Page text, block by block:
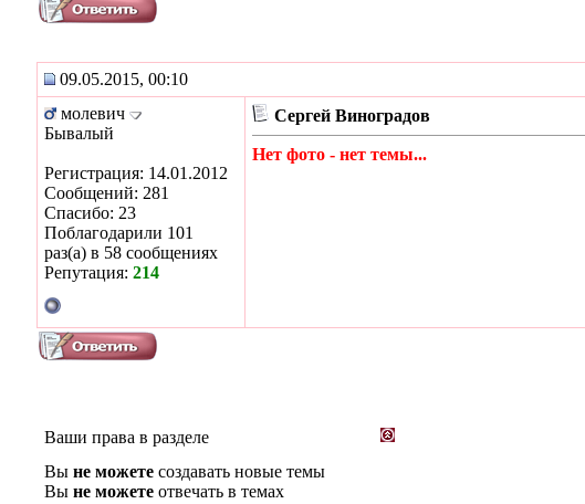
09.05.2015, 00:10
молевич
Бывалый
Регистрация: 14.01.2012
Сообщений: 281
Спасибо: 23
Поблагодарили 101
раз(а) в 58 сообщениях
Репутация: 214
Сергей Виноградов
Нет фото - нет темы...
Ваши права в разделе
Вы не можете создавать новые темы
Вы не можете отвечать в темах